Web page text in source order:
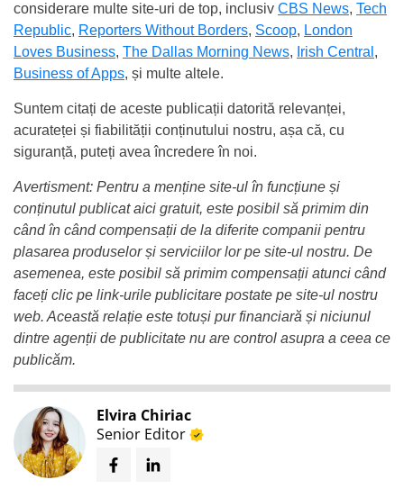
considerare multe site-uri de top, inclusiv CBS News, Tech
Republic, Reporters Without Borders, Scoop, London
Loves Business, The Dallas Morning News, Irish Central ,
Business of Apps, și multe altele.
Suntem citați de aceste publicații datorită relevanței,
acurateței și fiabilității conținutului nostru, așa că, cu
siguranță, puteți avea încredere în noi.
Avertisment: Pentru a menține site-ul în funcțiune și
conținutul publicat aici gratuit, este posibil să primim din
când în când compensații de la diferite companii pentru
plasarea produselor și serviciilor lor pe site-ul nostru. De
asemenea, este posibil să primim compensații atunci când
faceți clic pe link-urile publicitare postate pe site-ul nostru
web. Această relație este totuși pur financiară și niciunul
dintre agenții de publicitate nu are control asupra a ceea ce
publicăm.
Elvira Chiriac
Senior Editor